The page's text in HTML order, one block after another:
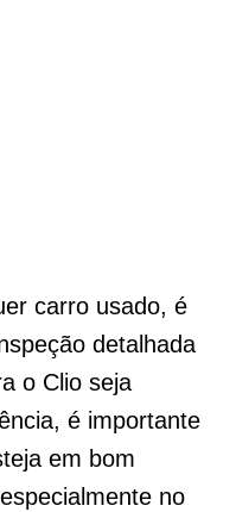
carro usado, é
detalhada
o Clio seja
é importante
em bom
no